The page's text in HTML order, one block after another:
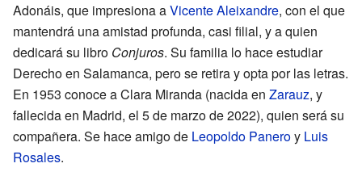
Adonáis, que impresiona aVicente Aleixandre, con el que
mantendrá una amistad profunda, casi filial, y a quien
dedicará su libro Conjuros. Su familia lo hace estudiar
Derecho en Salamanca, pero se retira y opta por las letras.
En 1953 conoce a Clara Miranda (nacida en Zarauz, y
fallecida en Madrid, el 5 de marzo de 2022), quien será su
compañera. Se hace amigo de Leopoldo Paneroy Luis
Rosales.